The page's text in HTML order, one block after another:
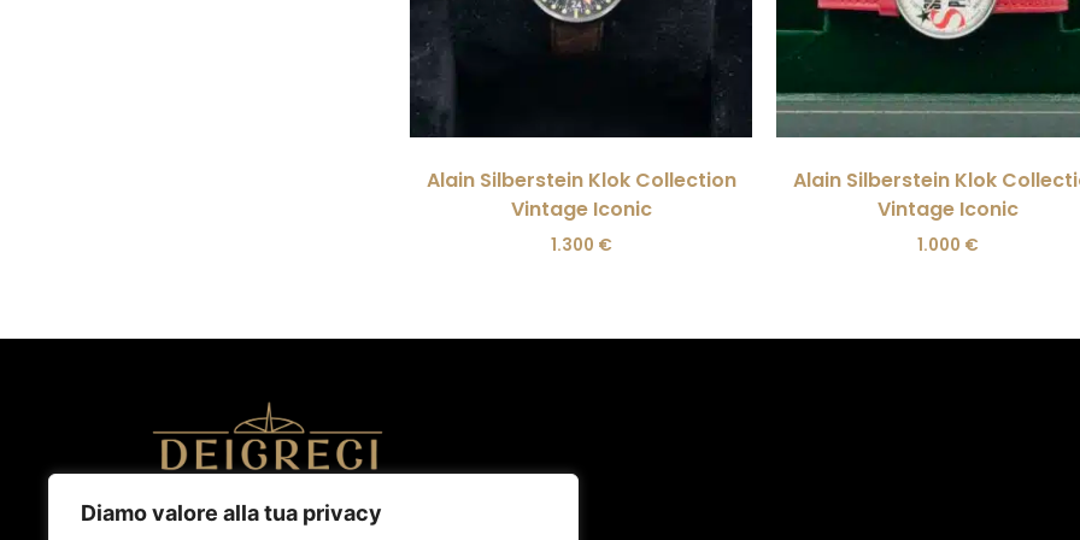
Diamo valore alla tua privacy
Alain Silberstein Klok Collection
Vintage Iconic
1.300 €
Alain Silberstein Klok
Vintage Iconic
1.000 €